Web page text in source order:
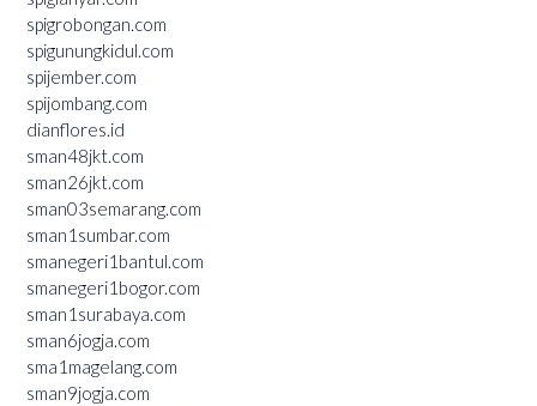
spigrobongan.com
spigunungkidul.com
spijember.com
spijombang.com
dianflores.id
sman48jkt.com
sman26jkt.com
sman03semarang.com
sman1sumbar.com
smanegeri1bantul.com
smanegeri1bogor.com
sman1surabaya.com
sman6jogja.com
sma1magelang.com
sman9jogja.com